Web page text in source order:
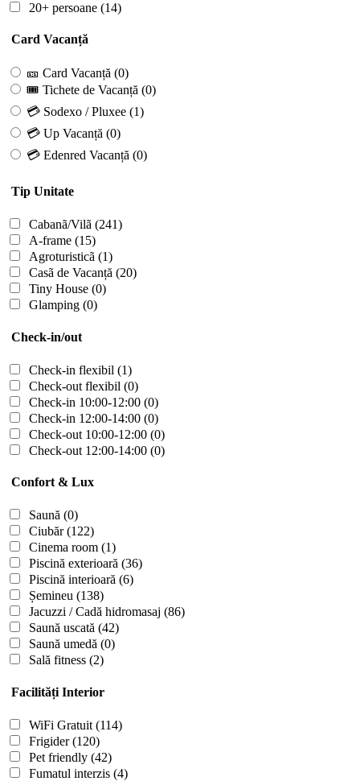
20+ persoane (14)
Card Vacanță
🎫 Card Vacanță (0)
🎟 Tichete de Vacanță (0)
💳 Sodexo / Pluxee (1)
💳 Up Vacanță (0)
💳 Edenred Vacanță (0)
Tip Unitate
Cabanã/Vilã (241)
A-frame (15)
Agroturisticã (1)
Casã de Vacanță (20)
Tiny House (0)
Glamping (0)
Check-in/out
Check-in flexibil (1)
Check-out flexibil (0)
Check-in 10:00-12:00 (0)
Check-in 12:00-14:00 (0)
Check-out 10:00-12:00 (0)
Check-out 12:00-14:00 (0)
Confort & Lux
Saună (0)
Ciubăr(122)
Cinema room (1)
Piscină exterioară (36)
Piscină interioară (6)
Șemineu (138)
Jacuzzi / Cadă hidromasaj (86)
Saună uscată (42)
Saună umedă (0)
Sală fitness (2)
Facilități Interior
WiFi Gratuit (114)
Frigider(120)
Pet friendly (42)
Fumatul interzis (4)